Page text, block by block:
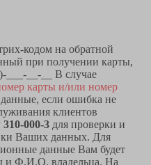
кодом на обратной
при получении карты,
___-__-__ В случае
карты и/или номер
если ошибка не
клиентов
310-000-3 для проверки и
Ваших данных. Для
данные Вам будет
и Ф.И.О. владельца. На